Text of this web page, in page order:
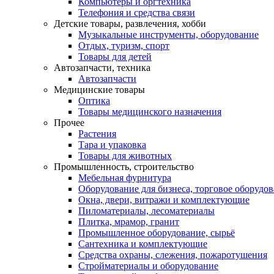
Телефония и средства связи
Детские товары, развлечения, хобби
Музыкальные инструменты, оборудование
Отдых, туризм, спорт
Товары для детей
Автозапчасти, техника
Автозапчасти
Медицинские товары
Оптика
Товары медицинского назначения
Прочее
Растения
Тара и упаковка
Товары для животных
Промышленность, строительство
Мебельная фурнитура
Оборудование для бизнеса, торговое
Окна, двери, витражи и комплектующие
Пиломатериалы, лесоматериалы
Плитка, мрамор, гранит
Промышленное оборудование, сырьё
Сантехника и комплектующие
Средства охраны, слежения, пожаротушения
Стройматериалы и оборудование